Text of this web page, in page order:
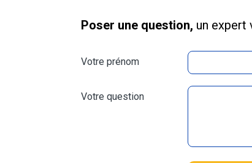
Poser une question, un expert
Votre prénom
Votre question